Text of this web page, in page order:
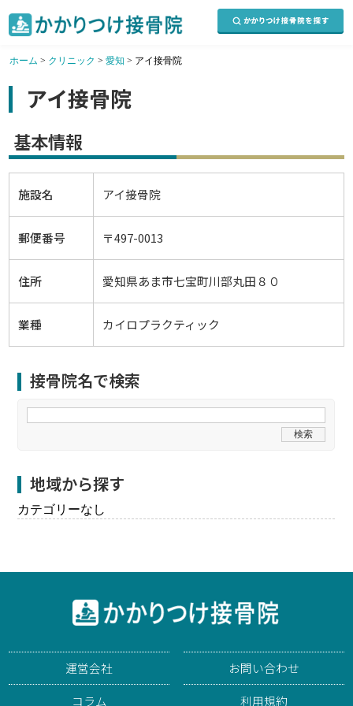
ホーム > クリニック > 愛知 > アイ接骨院
アイ接骨院
基本情報
施設名 アイ接骨院
郵便番号 〒497-0013
住所 愛知県あま市七宝町川部丸田８０
業種 カイロプラクティック
接骨院名で検索
地域から探す
カテゴリーなし
運営会社
コラム
お問い合わせ
利用規約